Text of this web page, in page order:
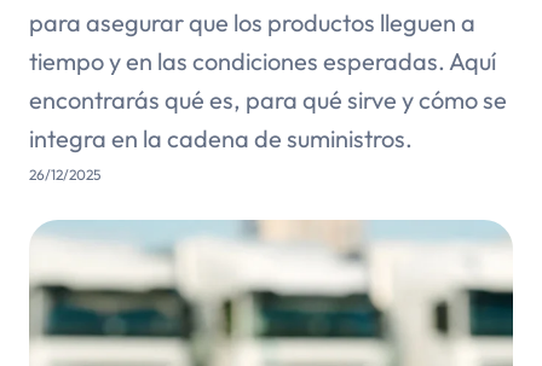
para asegurar que los productos lleguen a
tiempo y en las condiciones esperadas. Aquí
encontrarás qué es, para qué sirve y cómo se
integra en la cadena de suministros.
26/12/2025